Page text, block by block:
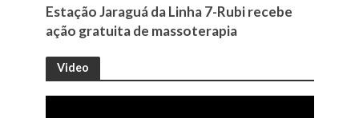
Estação Jaraguá da Linha 7-Rubi recebe
ação gratuita de massoterapia
Video